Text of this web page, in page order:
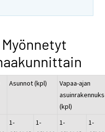
Asunnot (kpl)
Vapaa-ajan
(kpl)
1-
1-
1-
1-